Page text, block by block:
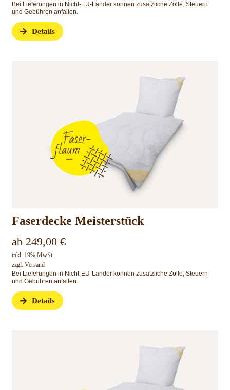
Bei Lieferungen in Nicht-EU-Länder können zusätzliche Zölle, Steuern
und Gebühren anfallen.
Details
Faserdecke Meisterstück
ab 249,00 €
inkl. 19% MwSt.
zzgl. Versand
Bei Lieferungen in Nicht-EU-Länder können zusätzliche Zölle, Steuern
und Gebühren anfallen.
Details